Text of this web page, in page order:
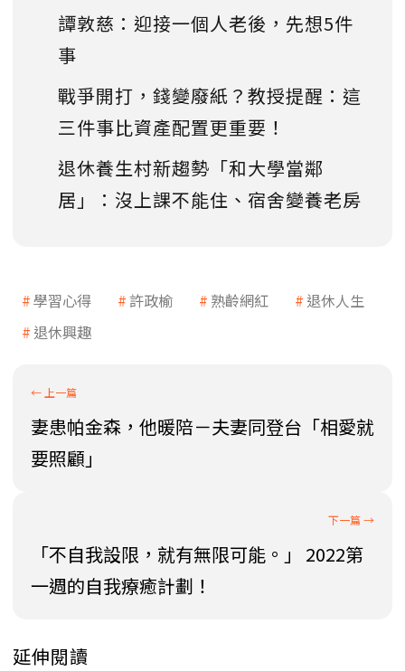
譚敦慈：迎接一個人老後，先想5件
事
戰爭開打，錢變廢紙？教授提醒：這
三件事比資產配置更重要！
退休養生村新趨勢「和大學當鄰
居」：沒上課不能住、宿舍變養老房
學習心得 許政榆 熟齡網紅
退休人生
退休興趣
妻患帕金森，他暖陪－夫妻同登台「相愛就
要照顧」
「不自我設限，就有無限可能。」 2022第
一週的自我療癒計劃！
延伸閱讀